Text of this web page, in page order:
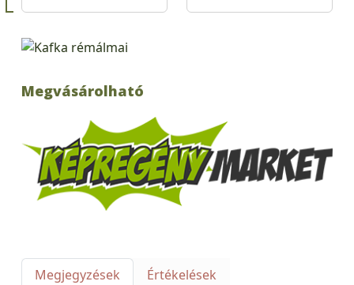
Megvásárolható
Megjegyzések
Értékelések